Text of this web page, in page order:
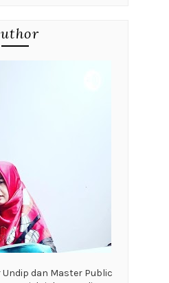
dan Master Public